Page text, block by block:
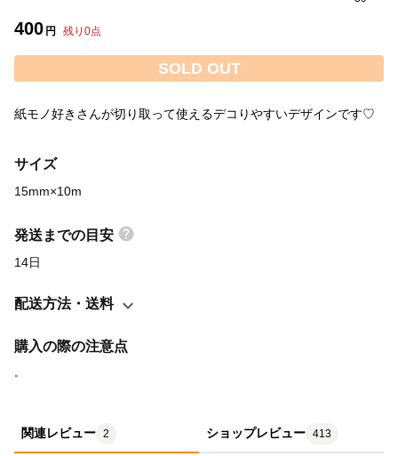
400 円 残り 0点
SOLD OUT
紙モノ好きさんが切り取って使えるデコりやすいデザインです♡
サイズ
15mm×10m
発送までの目安
14日
配送方法・送料
購入の際の注意点
。
関連レビュー 2 ショップレビュー 413